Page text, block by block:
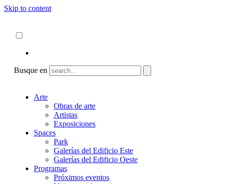
Skip to content
Busque en
Arte
Obras de arte
Artistas
Exposiciones
Spaces
Park
Galerías del Edificio Este
Galerías del Edificio Oeste
Programas
Próximos eventos